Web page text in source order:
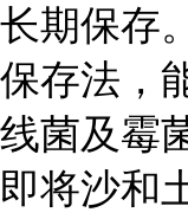
长期保存。
保存法，
线菌及霉
即将沙和